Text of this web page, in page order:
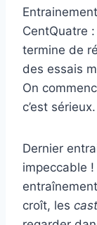
CentQuatre
termine de
des essais
On
c’est sérieux.
Dernier
impeccable
croît, les